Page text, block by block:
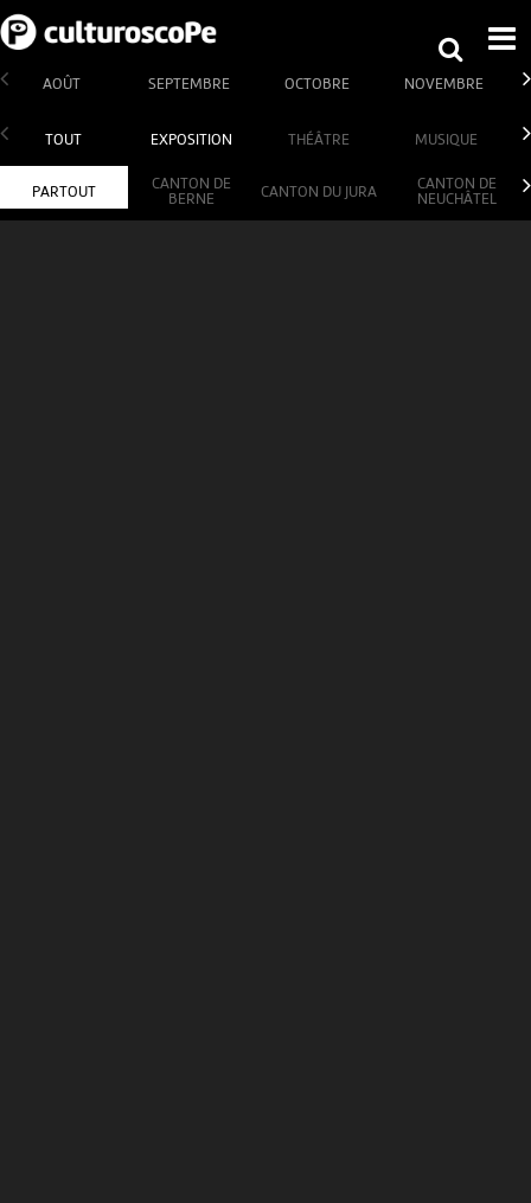
AOÛT SEPTEMBRE OCTOBRE NOVEMBRE
TOUT EXPOSITION THÉÂTRE MUSIQUE
PARTOUT
CANTON DE
BERNE
CANTON DU JURA
CANTON DE
NEUCHÂTEL